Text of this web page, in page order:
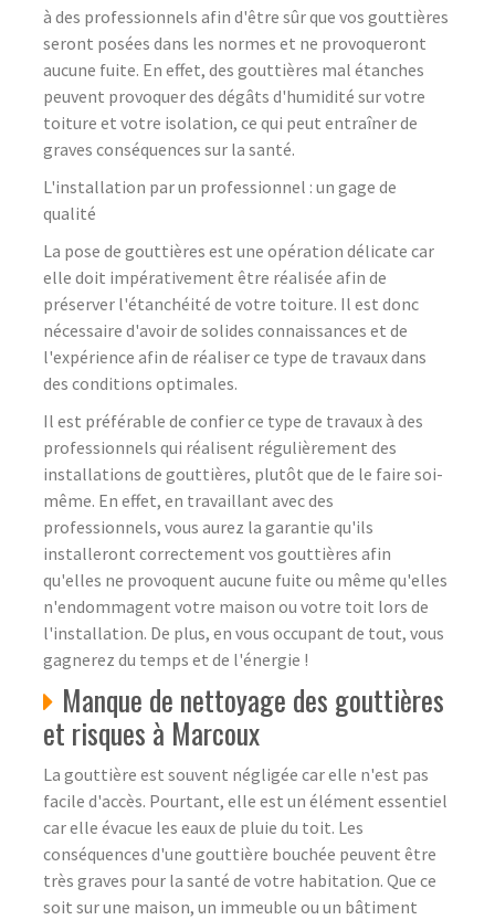
à des professionnels afin d'être sûr que vos gouttières
seront posées dans les normes et ne provoqueront
aucune fuite. En effet, des gouttières mal étanches
peuvent provoquer des dégâts d'humidité sur votre
toiture et votre isolation, ce qui peut entraîner de
graves conséquences sur la santé.
L'installation par un professionnel : un gage de
qualité
La pose de gouttières est une opération délicate car
elle doit impérativement être réalisée afin de
préserver l'étanchéité de votre toiture. Il est donc
nécessaire d'avoir de solides connaissances et de
l'expérience afin de réaliser ce type de travaux dans
des conditions optimales.
Il est préférable de confier ce type de travaux à des
professionnels qui réalisent régulièrement des
installations de gouttières, plutôt que de le faire soi-
même. En effet, en travaillant avec des
professionnels, vous aurez la garantie qu'ils
installeront correctement vos gouttières afin
qu'elles ne provoquent aucune fuite ou même qu'elles
n'endommagent votre maison ou votre toit lors de
l'installation. De plus, en vous occupant de tout, vous
gagnerez du temps et de l'énergie !
Manque de nettoyage des gouttières
et risques à Marcoux
La gouttière est souvent négligée car elle n'est pas
facile d'accès. Pourtant, elle est un élément essentiel
car elle évacue les eaux de pluie du toit. Les
conséquences d'une gouttière bouchée peuvent être
très graves pour la santé de votre habitation. Que ce
soit sur une maison, un immeuble ou un bâtiment